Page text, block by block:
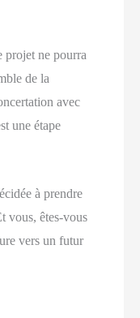
projet ne pourra
de la
avec
une étape
à prendre
vous, êtes-vous
vers un futur